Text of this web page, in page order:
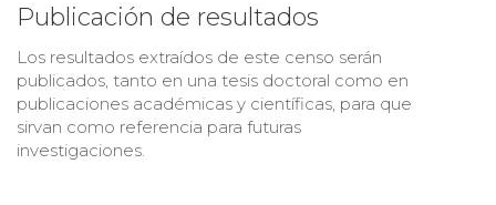
Publicación de resultados
Los resultados extraídos de este censo serán
publicados, tanto en una tesis doctoral como en
publicaciones académicas y científicas, para que
sirvan como referencia para futuras
investigaciones.